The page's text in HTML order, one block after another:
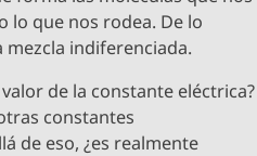
lo que nos rodea. De lo
indiferenciada.
de la constante eléctrica?
constantes
de eso, ¿es realmente